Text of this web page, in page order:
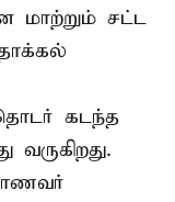
மாற்றும் சட்ட
கடந்த